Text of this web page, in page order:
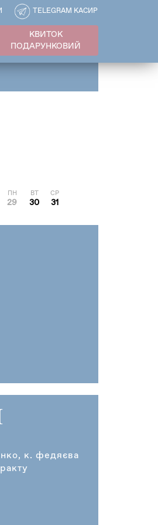
КВИТОК
ПОДАРУНКОВИЙ
TELEGRAM КАСИР
ПН
29
ВТ
30
СР
31
к. федяєва